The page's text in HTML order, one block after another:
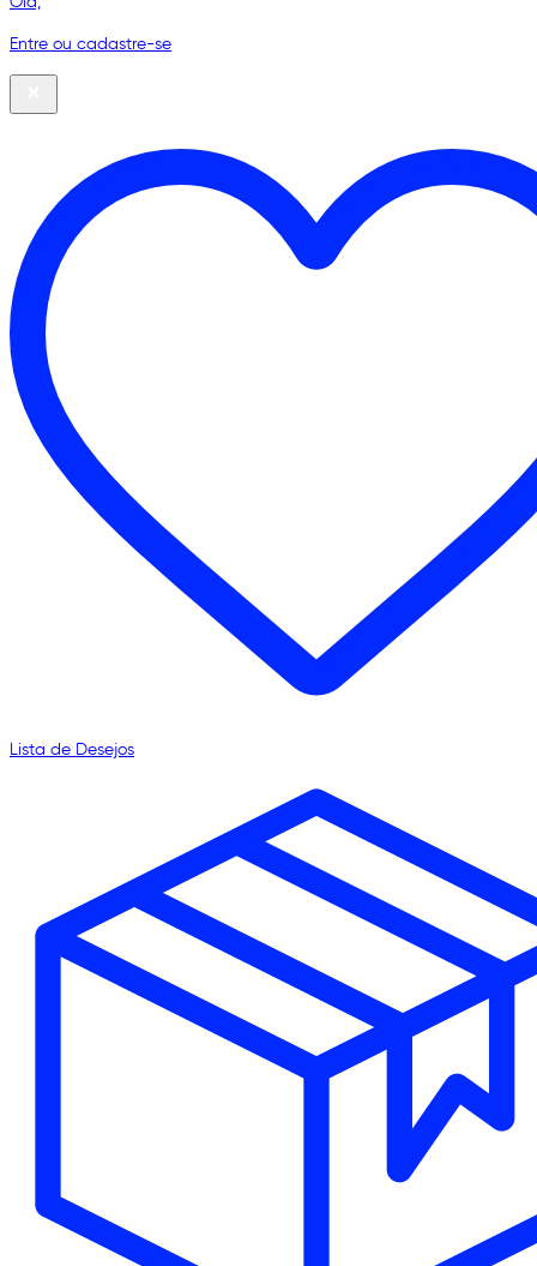
Entre ou cadastre-se
Lista de Desejos